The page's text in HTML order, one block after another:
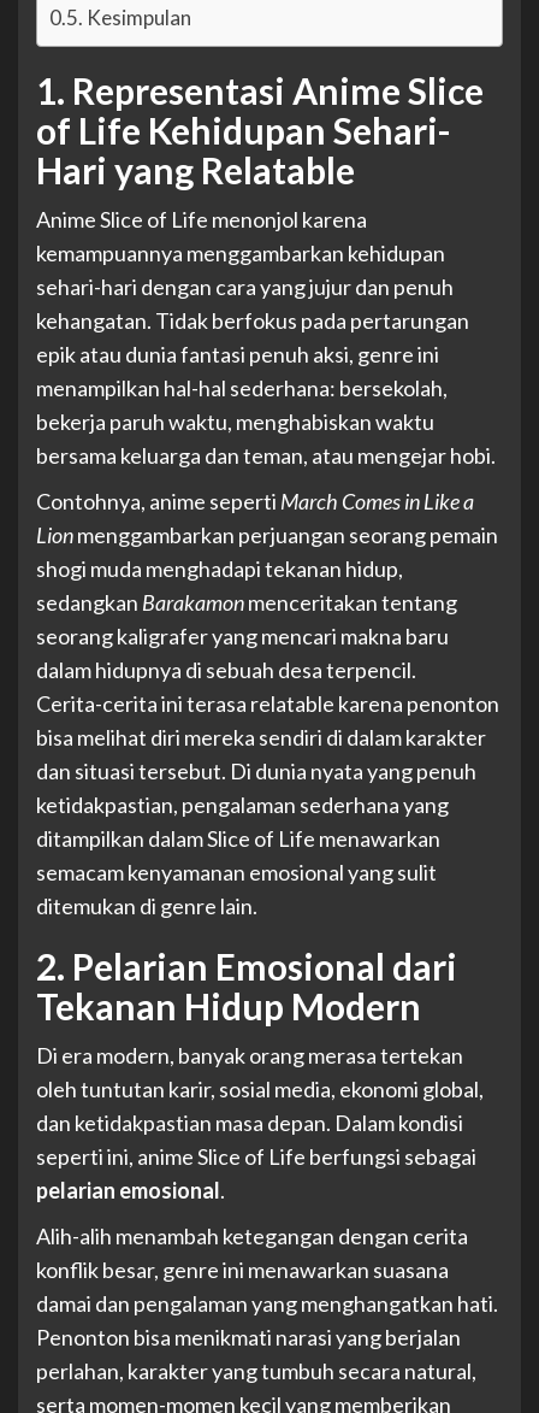
Kesimpulan
1. Representasi Anime Slice
of Life Kehidupan Sehari-
Hari yang Relatable
Anime Slice of Life menonjol karena
kemampuannya menggambarkan kehidupan
sehari-hari dengan cara yang jujur dan penuh
kehangatan. Tidak berfokus pada pertarungan
epik atau dunia fantasi penuh aksi, genre ini
menampilkan hal-hal sederhana: bersekolah,
bekerja paruh waktu, menghabiskan waktu
bersama keluarga dan teman, atau mengejar hobi.
Contohnya, anime seperti March Comes in Like a
Lionmenggambarkan perjuangan seorang pemain
shogi muda menghadapi tekanan hidup,
sedangkan Barakamonmenceritakan tentang
seorang kaligrafer yang mencari makna baru
dalam hidupnya di sebuah desa terpencil.
Cerita-cerita ini terasa relatable karena penonton
bisa melihat diri mereka sendiri di dalam karakter
dan situasi tersebut. Di dunia nyata yang penuh
ketidakpastian, pengalaman sederhana yang
ditampilkan dalam Slice of Life menawarkan
semacam kenyamanan emosional yang sulit
ditemukan di genre lain.
2. Pelarian Emosional dari
Tekanan Hidup Modern
Di era modern, banyak orang merasa tertekan
oleh tuntutan karir, sosial media, ekonomi global,
dan ketidakpastian masa depan. Dalam kondisi
seperti ini, anime Slice of Life berfungsi sebagai
pelarian emosional.
Alih-alih menambah ketegangan dengan cerita
konflik besar, genre ini menawarkan suasana
damai dan pengalaman yang menghangatkan hati.
Penonton bisa menikmati narasi yang berjalan
perlahan, karakter yang tumbuh secara natural,
serta momen-momen kecil yang memberikan